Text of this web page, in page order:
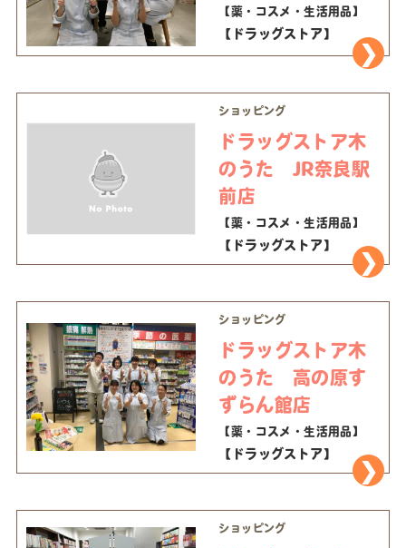
【薬・コスメ・生活用品】
【ドラッグストア】
ショッピング
ドラッグストア木
のうた JR奈良駅
前店
【薬・コスメ・生活用品】
【ドラッグストア】
ショッピング
ドラッグストア木
のうた 高の原す
ずらん館店
【薬・コスメ・生活用品】
【ドラッグストア】
ショッピング